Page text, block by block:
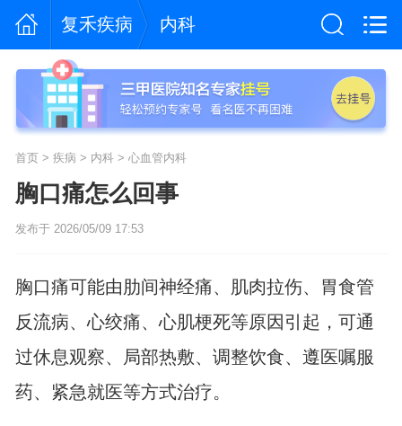
复禾疾病 内科
首页> 疾病 > 内科> 心血管内科
胸口痛怎么回事
发布于 2026/05/09 17:53
胸口痛可能由肋间神经痛、肌肉拉伤、胃食管
反流病、心绞痛、心肌梗死等原因引起，可通
过休息观察、局部热敷、调整饮食、遵医嘱服
药、紧急就医等方式治疗。